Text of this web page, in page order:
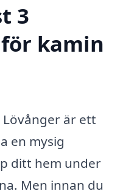
3
kamin
är ett
en mysig
ditt hem under
Men innan du